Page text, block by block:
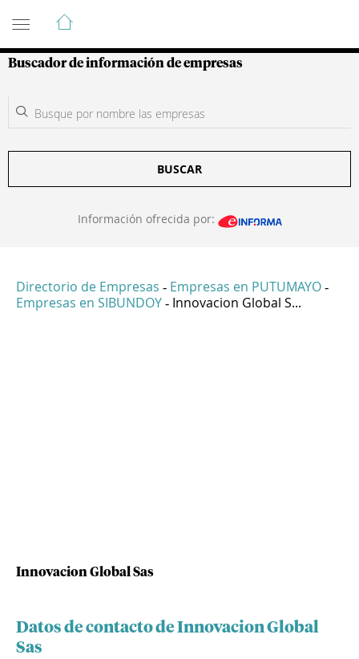
Guía de Empresas Colombianas
Buscador de información de empresas
BUSCAR
Información ofrecida por:
Directorio de Empresas - Empresas en PUTUMAYO -
Empresas en SIBUNDOY - Innovacion Global S...
Innovacion Global Sas
Datos de contacto de Innovacion Global
Sas